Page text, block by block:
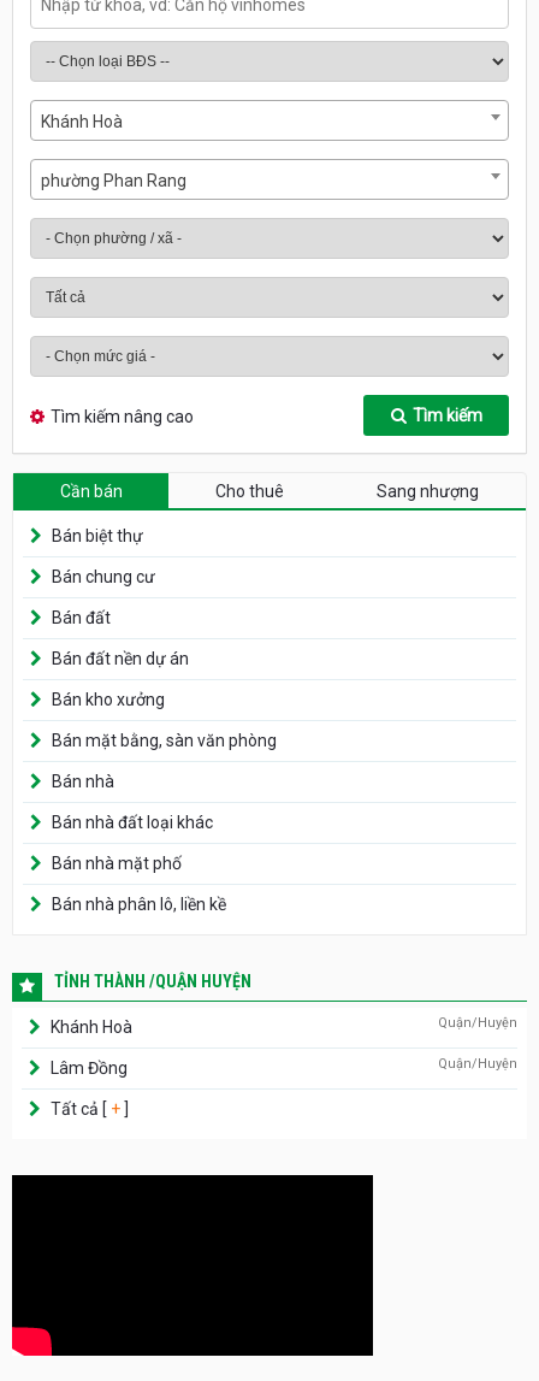
Khánh Hoà
phường Phan Rang
Tìm kiếm nâng cao Tìm kiếm
Cần bán Cho thuê Sang nhượng
Bán biệt thự
Bán chung cư
Bán đất
Bán đất nền dự án
Bán kho xưởng
Bán mặt bằng, sàn văn phòng
Bán nhà
Bán nhà đất loại khác
Bán nhà mặt phố
Bán nhà phân lô, liền kề
TỈNH THÀNH /QUẬN HUYỆN
Khánh Hoà Quận/Huyện
Lâm Đồng Quận/Huyện
Tất cả [ + ]